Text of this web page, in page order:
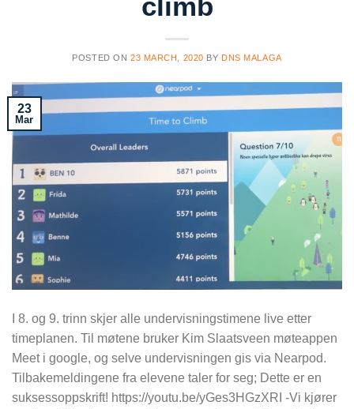
POSTED ON 23 MARCH, 2020 BY DNS MALAGA
23
Mar
I 8. og 9. trinn skjer alle undervisningstimene live etter
timeplanen. Til møtene bruker Kim Slaatsveen møteappen
Meet i google, og selve undervisningen gis via Nearpod.
Tilbakemeldingene fra elevene taler for seg; Dette er en
suksessoppskrift! https://youtu.be/yGes3HGzXRI -Vi kjører